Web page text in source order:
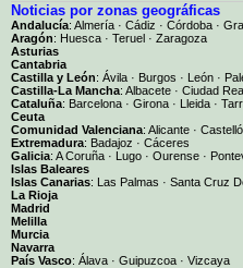
Noticias por zonas geográficas
Andalucía: Almería · Cádiz · Córdoba ·
Aragón: Huesca · Teruel · Zaragoza
Asturias
Cantabria
Castilla y León: Ávila · Burgos · León ·
Castilla-La Mancha: Albacete · Ciudad
Cataluña: Barcelona · Girona · Lleida ·
Ceuta
Comunidad Valenciana: Alicante ·
Extremadura: Badajoz · Cáceres
Galicia: A Coruña · Lugo · Ourense ·
Islas Baleares
Islas Canarias: Las Palmas · Santa Cruz
La Rioja
Madrid
Melilla
Murcia
Navarra
País Vasco: Álava · Guipuzcoa · Vizcaya